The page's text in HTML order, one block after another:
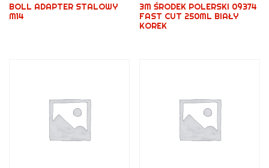
BOLL ADAPTER STALOWY
M14
3M ŚRODEK POLERSKI 09374
FAST CUT 250ML BIAŁY
KOREK